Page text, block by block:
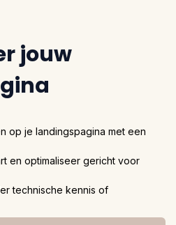
jouw
op je landingspagina met een
en optimaliseer gericht voor
technische kennis of